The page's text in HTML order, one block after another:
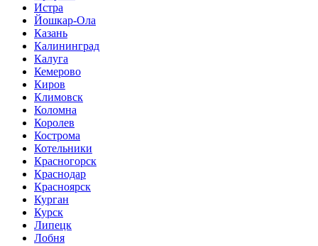
Истра
Йошкар-Ола
Казань
Калининград
Калуга
Кемерово
Киров
Климовск
Коломна
Королев
Кострома
Котельники
Красногорск
Краснодар
Красноярск
Курган
Курск
Липецк
Лобня